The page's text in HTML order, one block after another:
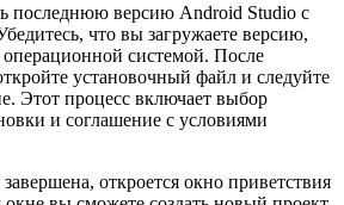
последнюю версию Android Studio с
что вы загружаете версию,
системой. После
установочный файл и следуйте
Этот процесс включает выбор
и соглашение с условиями
завершена, откроется окно приветствия